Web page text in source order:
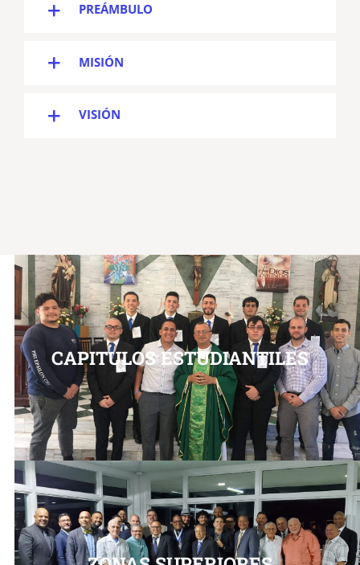
PREÁMBULO
MISIÓN
VISIÓN
CAPITULOS ESTUDIANTILES